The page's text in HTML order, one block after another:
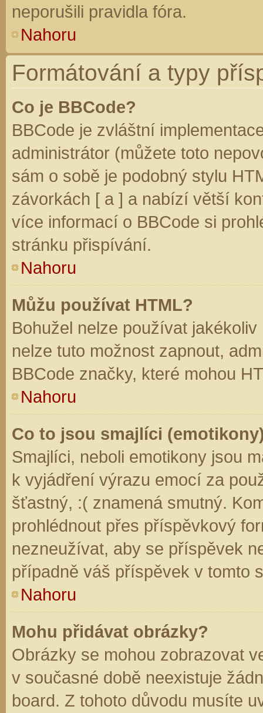
neporušili pravidla fóra.
Nahoru
Formátování a typy
Co je BBCode?
BBCode je zvláštní
administrátor (můžete toto
sám o sobě je podobný stylu
závorkách [ a ] a nabízí větší
více informací o BBCode si
stránku přispívání.
Nahoru
Můžu používat HTML?
Bohužel nelze používat
nelze tuto možnost zapnout,
BBCode značky, které mohou
Nahoru
Co to jsou smajlíci
Smajlíci, neboli emotikony jsou
k vyjádření výrazu emocí za
šťastný, :( znamená smutný.
prohlédnout přes příspěvkový
nezneužívat, aby se příspěvek
případně váš příspěvek v tomto
Nahoru
Mohu přidávat obrázky?
Obrázky se mohou zobrazovat
v současné době neexistuje
board. Z tohoto důvodu musíte